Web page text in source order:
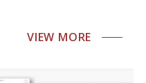
VIEW MORE